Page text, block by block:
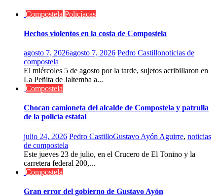
Compostela Policíacas
Hechos violentos en la costa de Compostela
agosto 7, 2026agosto 7, 2026 Pedro Castillonoticias de
compostela
El miércoles 5 de agosto por la tarde, sujetos acribillaron en
La Peñita de Jaltemba a...
Compostela
Chocan camioneta del alcalde de Compostela y patrulla
de la policía estatal
julio 24, 2026 Pedro CastilloGustavo Ayón Aguirre, noticias
de compostela
Este jueves 23 de julio, en el Crucero de El Tonino y la
carretera federal 200,...
Compostela
Gran error del gobierno de Gustavo Ayón